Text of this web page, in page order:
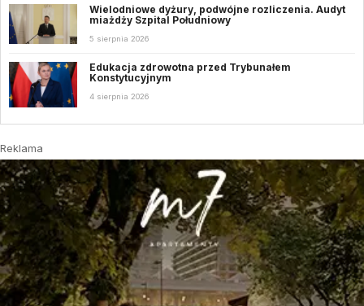
Wielodniowe dyżury, podwójne rozliczenia. Audyt
miażdży Szpital Południowy
5 sierpnia 2026
Edukacja zdrowotna przed Trybunałem
Konstytucyjnym
4 sierpnia 2026
Reklama